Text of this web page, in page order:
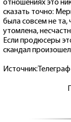
отношениях это
сказать точно:
была совсем не
утомлена,
Если продюсеры
скандал